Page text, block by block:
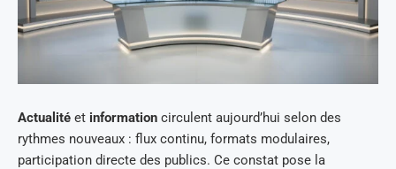
Actualité et information circulent aujourd’hui selon des
rythmes nouveaux : flux continu, formats modulaires,
participation directe des publics. Ce constat pose la